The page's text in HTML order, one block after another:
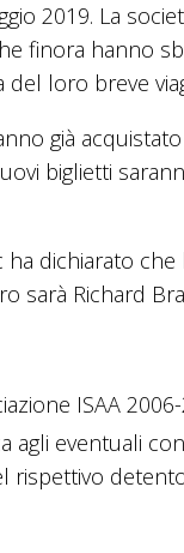
2019. La
finora hanno
loro breve
già
biglietti
ha dichiarato
Richard
ISAA
agli eventuali
rispettivo